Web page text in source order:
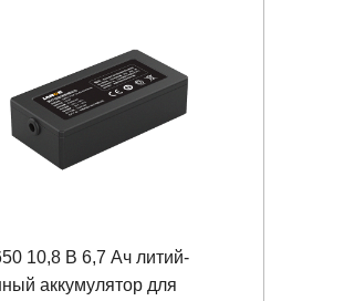
10,8 В 6,7 Ач литий-
аккумулятор для